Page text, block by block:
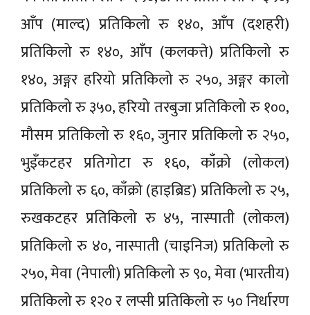
आँप (माल्द) प्रतिकिलो रु १४०, आँप (दशहरी)
प्रतिकिलो रु १४०, आँप (कलकत्ते) प्रतिकिलो रु
१४०, अङ्गर हरियो प्रतिकिलो रु २५०, अङ्गर कालो
प्रतिकिलो रु ३५०, हरियो तरबुजा प्रतिकिलो रु १००,
मौसम प्रतिकिलो रु १६०, जुनार प्रतिकिलो रु २५०,
भुइँकटहर प्रतिगोटा रु १६०, काँक्रो (लोकल)
प्रतिकिलो रु ६०, काँक्रो (हाइब्रिड) प्रतिकिलो रु २५,
रुखकटहर प्रतिकिलो रु ४५, नास्पाती (लोकल)
प्रतिकिलो रु ४०, नास्पाती (चाइनिज) प्रतिकिलो रु
२५०, मेवा (नेपाली) प्रतिकिलो रु ९०, मेवा (भारतीय)
प्रतिकिलो रु १२० र लप्सी प्रतिकिलो रु ५० निर्धारण